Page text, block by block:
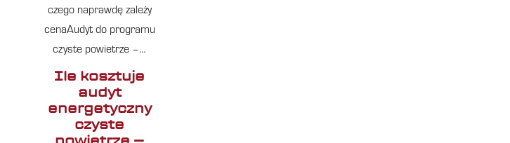
czego naprawdę zależy
cenaAudyt do programu
czyste powietrze –…
Ile kosztuje
audyt
energetyczny
czyste